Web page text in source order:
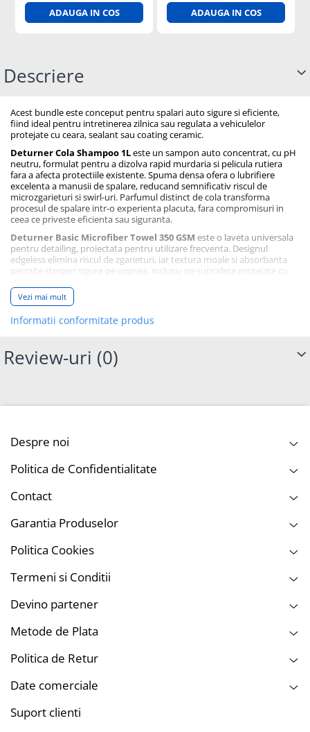
ADAUGA IN COS ADAUGA IN COS
Descriere
Acest bundle este conceput pentru spalari auto sigure si eficiente,
fiind ideal pentru intretinerea zilnica sau regulata a vehiculelor
protejate cu ceara, sealant sau coating ceramic.
Deturner Cola Shampoo 1Leste un sampon auto concentrat, cu pH
neutru, formulat pentru a dizolva rapid murdaria si pelicula rutiera
fara a afecta protectiile existente. Spuma densa ofera o lubrifiere
excelenta a manusii de spalare, reducand semnificativ riscul de
microzgarieturi si swirl-uri. Parfumul distinct de cola transforma
procesul de spalare intr-o experienta placuta, fara compromisuri in
ceea ce priveste eficienta sau siguranta.
Deturner Basic Microfiber Towel 350 GSM este o laveta universala
pentru detailing, proiectata pentru utilizare frecventa. Designul
edgeless elimina riscul de zgarieturi, iar textura moale si absorbanta
permite stergeri sigure pe vopsea, inclusiv pe suprafete protejate cu
Acest set este o solutie practica si eficienta atat pentru pasionatii auto,
si rezultate constante.
Deturner Cola Shampoo – 1 L
Recomandat pentru:
Spalari de intretinere regulata
Utilizare personala sau profesionala
Vezi mai mult
Informatii conformitate produs
Review-uri (0)
Despre noi
Politica de Confidentialitate
Contact
Garantia Produselor
Politica Cookies
Termeni si Conditii
Devino partener
Metode de Plata
Politica de Retur
Date comerciale
Suport clienti